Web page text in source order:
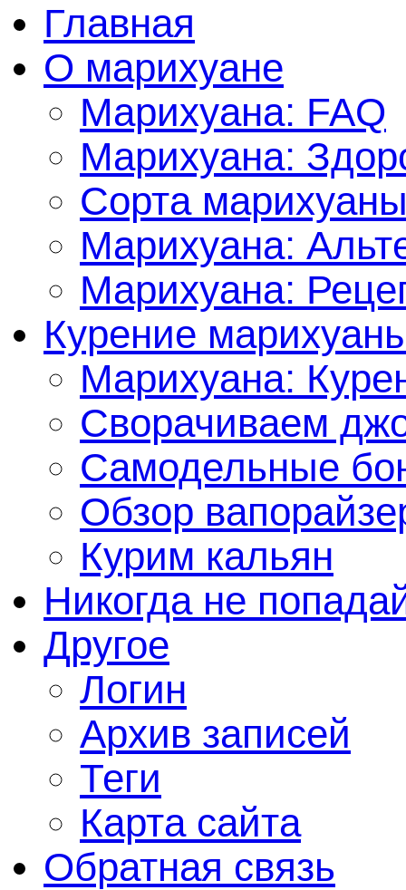
Главная
О марихуане
Марихуана: FAQ
Марихуана:
Сорта
Марихуана:
Марихуана:
Курение
Марихуана:
Сворачиваем
Самодельные
Обзор
Курим кальян
Никогда не
Другое
Логин
Архив записей
Теги
Карта сайта
Обратная связь